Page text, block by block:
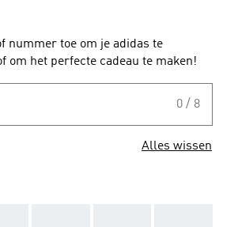
nummer toe om je adidas te
om het perfecte cadeau te maken!
0 / 8
Alles wissen